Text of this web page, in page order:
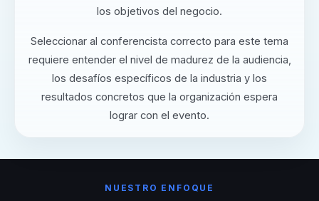
los objetivos del negocio.
Seleccionar al conferencista correcto para este tema
requiere entender el nivel de madurez de la audiencia,
los desafíos específicos de la industria y los
resultados concretos que la organización espera
lograr con el evento.
NUESTRO ENFOQUE